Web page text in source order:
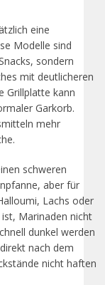
eine
Modelle sind
sondern
mit deutlicheren
Grillplatte kann
Garkorb.
mehr
schweren
aber für
Lachs oder
Marinaden nicht
dunkel werden
nach dem
nicht haften